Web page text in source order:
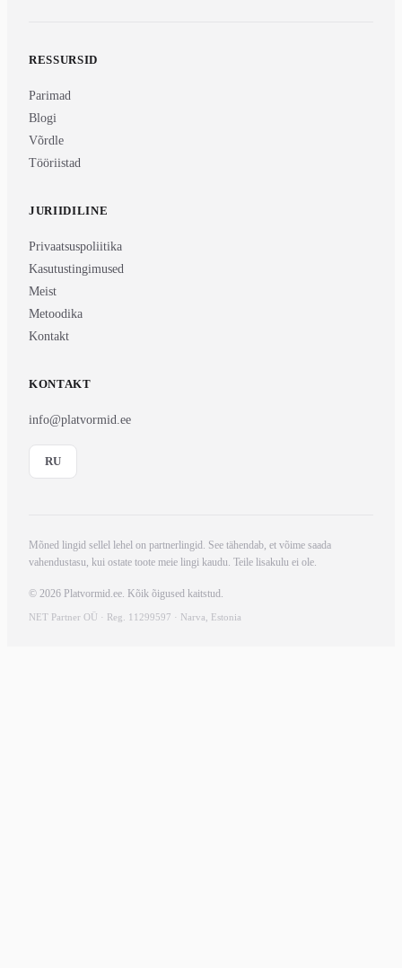
RESSURSID
Parimad
Blogi
Võrdle
Tööriistad
JURIIDILINE
Privaatsuspoliitika
Kasutustingimused
Meist
Metoodika
Kontakt
KONTAKT
info@platvormid.ee
RU
Mõned lingid sellel lehel on partnerlingid. See tähendab, et võime saada
vahendustasu, kui ostate toote meie lingi kaudu. Teile lisakulu ei ole.
© 2026 Platvormid.ee. Kõik õigused kaitstud.
NET Partner OÜ · Reg. 11299597 · Narva, Estonia